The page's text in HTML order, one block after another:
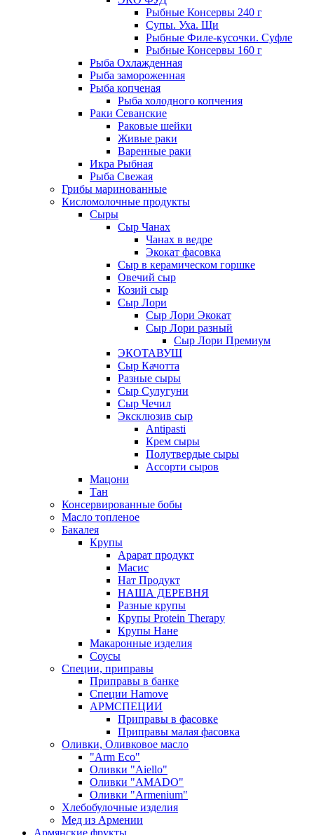
Рыбные Консервы 240 г
Супы. Уха. Щи
Рыбные Филе-кусочки. Суфле
Рыбные Консервы 160 г
Рыба Охлажденная
Рыба замороженная
Рыба копченая
Рыба холодного копчения
Раки Севанские
Раковые шейки
Живые раки
Варенные раки
Икра Рыбная
Рыба Свежая
Грибы маринованные
Кисломолочные продукты
Сыры
Сыр Чанах
Чанах в ведре
Экокат фасовка
Сыр в керамическом горшке
Овечий сыр
Козий сыр
Сыр Лори
Сыр Лори Экокат
Сыр Лори разный
Сыр Лори Премиум
ЭКОТАВУШ
Сыр Качотта
Разные сыры
Сыр Сулугуни
Сыр Чечил
Эксклюзив сыр
Antipasti
Крем сыры
Полутвердые сыры
Ассорти сыров
Мацони
Тан
Консервированные бобы
Масло топленое
Бакалея
Крупы
Арарат продукт
Масис
Нат Продукт
НАША ДЕРЕВНЯ
Разные крупы
Крупы Protein Therapy
Крупы Нане
Макаронные изделия
Соусы
Специи, приправы
Приправы в банке
Специи Hamove
АРМСПЕЦИИ
Приправы в фасовке
Приправы малая фасовка
Оливки, Оливковое масло
"Arm Eco"
Оливки "Aiello"
Оливки "AMADO"
Оливки "Armenium"
Хлебобулочные изделия
Мед из Армении
Армянские фрукты